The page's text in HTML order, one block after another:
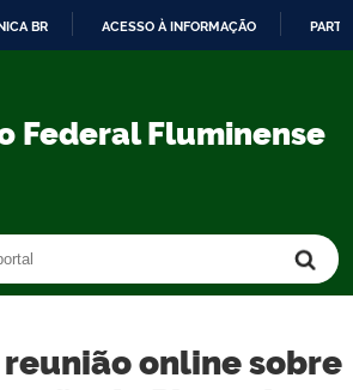
CONTEÚDO
BR ACESSO À INFORMAÇÃO
Federal Fluminense
reunião online sobre